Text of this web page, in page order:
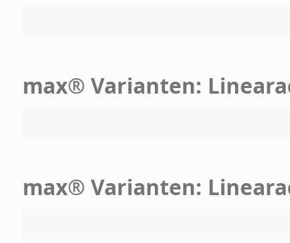
max® Varianten:
max® Varianten: